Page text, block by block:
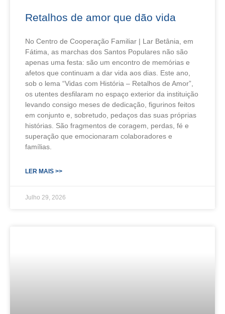
Retalhos de amor que dão vida
No Centro de Cooperação Familiar | Lar Betânia, em
Fátima, as marchas dos Santos Populares não são
apenas uma festa: são um encontro de memórias e
afetos que continuam a dar vida aos dias. Este ano,
sob o lema “Vidas com História – Retalhos de Amor”,
os utentes desfilaram no espaço exterior da instituição
levando consigo meses de dedicação, figurinos feitos
em conjunto e, sobretudo, pedaços das suas próprias
histórias. São fragmentos de coragem, perdas, fé e
superação que emocionaram colaboradores e
famílias.
LER MAIS >>
Julho 29, 2026